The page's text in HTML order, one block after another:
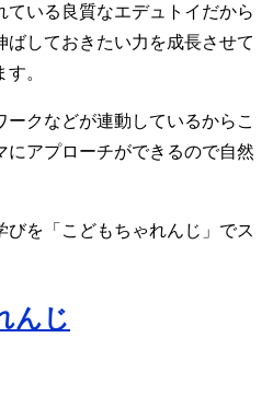
ている良質なエデュトイだから
ばしておきたい力を成長させて
。
ークなどが連動しているからこ
にアプローチができるので自然
びを「こどもちゃれんじ」でス
んじ